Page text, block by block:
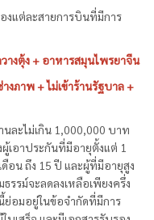
งแต่ละสายการบินที่มีการ
างตุ้ง + อาหารสมุนไพรยาจีน
งภาพ + ไม่เข้าร้านรัฐบาล +
ละไม่เกิน 1,000,000 บาท
เอาประกันที่มีอายุตั้งแต่ 1
อน ถึง 15 ปี และผู้ที่มีอายุสูง
รรม์จะลดลงเหลือเพียงครึ่ง
ย่อมอยู่ในข้อจำกัดที่มีการ